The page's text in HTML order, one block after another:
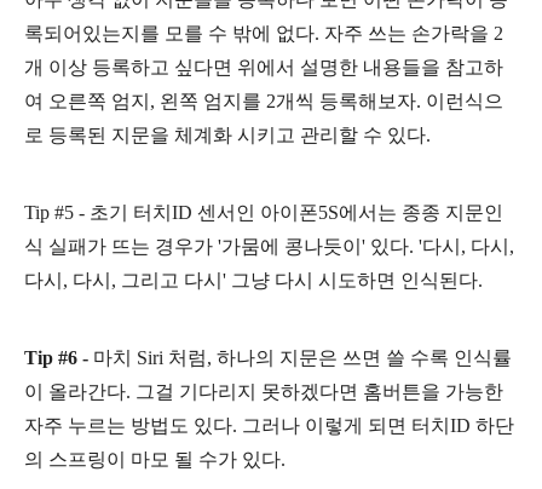
록되어있는지를 모를 수 밖에 없다. 자주 쓰는 손가락을 2
개 이상 등록하고 싶다면 위에서 설명한 내용들을 참고하
여 오른쪽 엄지, 왼쪽 엄지를 2개씩 등록해보자. 이런식으
로 등록된 지문을 체계화 시키고 관리할 수 있다.
Tip #5 - 초기 터치ID 센서인 아이폰5S에서는 종종 지문인
식 실패가 뜨는 경우가 '가뭄에 콩나듯이' 있다. '다시, 다시,
다시, 다시, 그리고 다시' 그냥 다시 시도하면 인식된다.
Tip #6 - 마치 Siri 처럼, 하나의 지문은 쓰면 쓸 수록 인식률
이 올라간다. 그걸 기다리지 못하겠다면 홈버튼을 가능한
자주 누르는 방법도 있다. 그러나 이렇게 되면 터치ID 하단
의 스프링이 마모 될 수가 있다.